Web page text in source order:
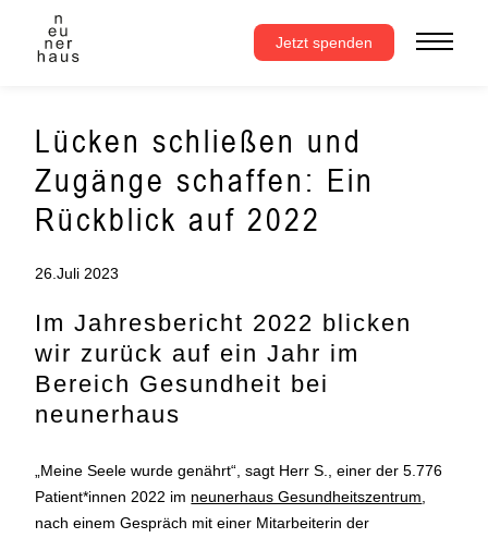
springen
Jetzt spenden
Lücken schließen und
Zugänge schaffen: Ein
Rückblick auf 2022
26.Juli 2023
Im Jahresbericht 2022 blicken
wir zurück auf ein Jahr im
Bereich Gesundheit bei
neunerhaus
„Meine Seele wurde genährt“, sagt Herr S., einer der 5.776
Patient*innen 2022 im neunerhaus Gesundheitszentrum
nach einem Gespräch mit einer Mitarbeiterin der